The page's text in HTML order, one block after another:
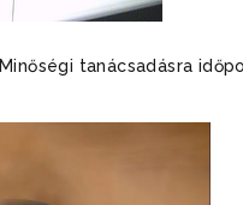
Minőségi tanácsadásra